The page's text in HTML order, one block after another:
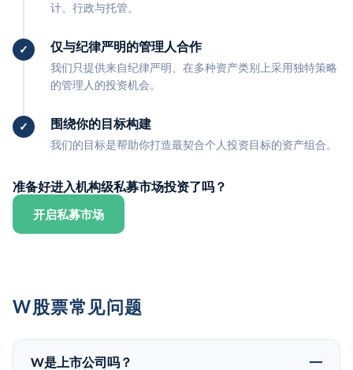
计、行政与托管。
仅与纪律严明的管理人合作
我们只提供来自纪律严明、在多种资产类别上采用独特策略
的管理人的投资机会。
围绕你的目标构建
我们的目标是帮助你打造最契合个人投资目标的资产组合。
准备好进入机构级私募市场投资了吗？
开启私募市场
W股票常见问题
W是上市公司吗？